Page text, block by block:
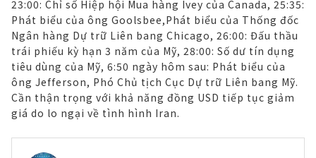
23:00: Chỉ số Hiệp hội Mua hàng Ivey của Canada, 25:35:
Phát biểu của ông Goolsbee,Phát biểu của Thống đốc
Ngân hàng Dự trữ Liên bang Chicago, 26:00: Đấu thầu
trái phiếu kỳ hạn 3 năm của Mỹ, 28:00: Số dư tín dụng
tiêu dùng của Mỹ, 6:50 ngày hôm sau: Phát biểu của
ông Jefferson, Phó Chủ tịch Cục Dự trữ Liên bang Mỹ.
Cần thận trọng với khả năng đồng USD tiếp tục giảm
giá do lo ngại về tình hình Iran.